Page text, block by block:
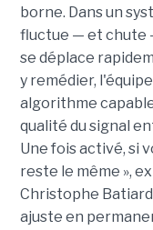
borne. Dans un
fluctue — et chute
se déplace
y remédier,
algorithme
qualité du signal
Une fois activé, si
reste le même »,
Christophe
ajuste en